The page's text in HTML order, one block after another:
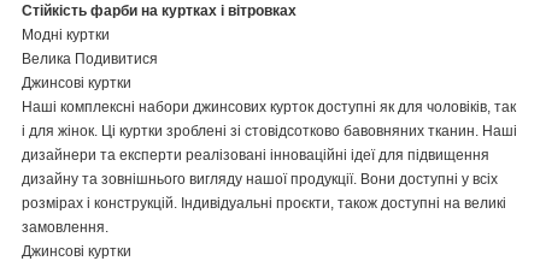
Стійкість фарби на куртках і вітровках
Модні куртки
Велика Подивитися
Джинсові куртки
Наші комплексні набори джинсових курток доступні як для чоловіків, так
і для жінок. Ці куртки зроблені зі стовідсотково бавовняних тканин. Наші
дизайнери та експерти реалізовані інноваційні ідеї для підвищення
дизайну та зовнішнього вигляду нашої продукції. Вони доступні у всіх
розмірах і конструкцій. Індивідуальні проєкти, також доступні на великі
замовлення.
Джинсові куртки